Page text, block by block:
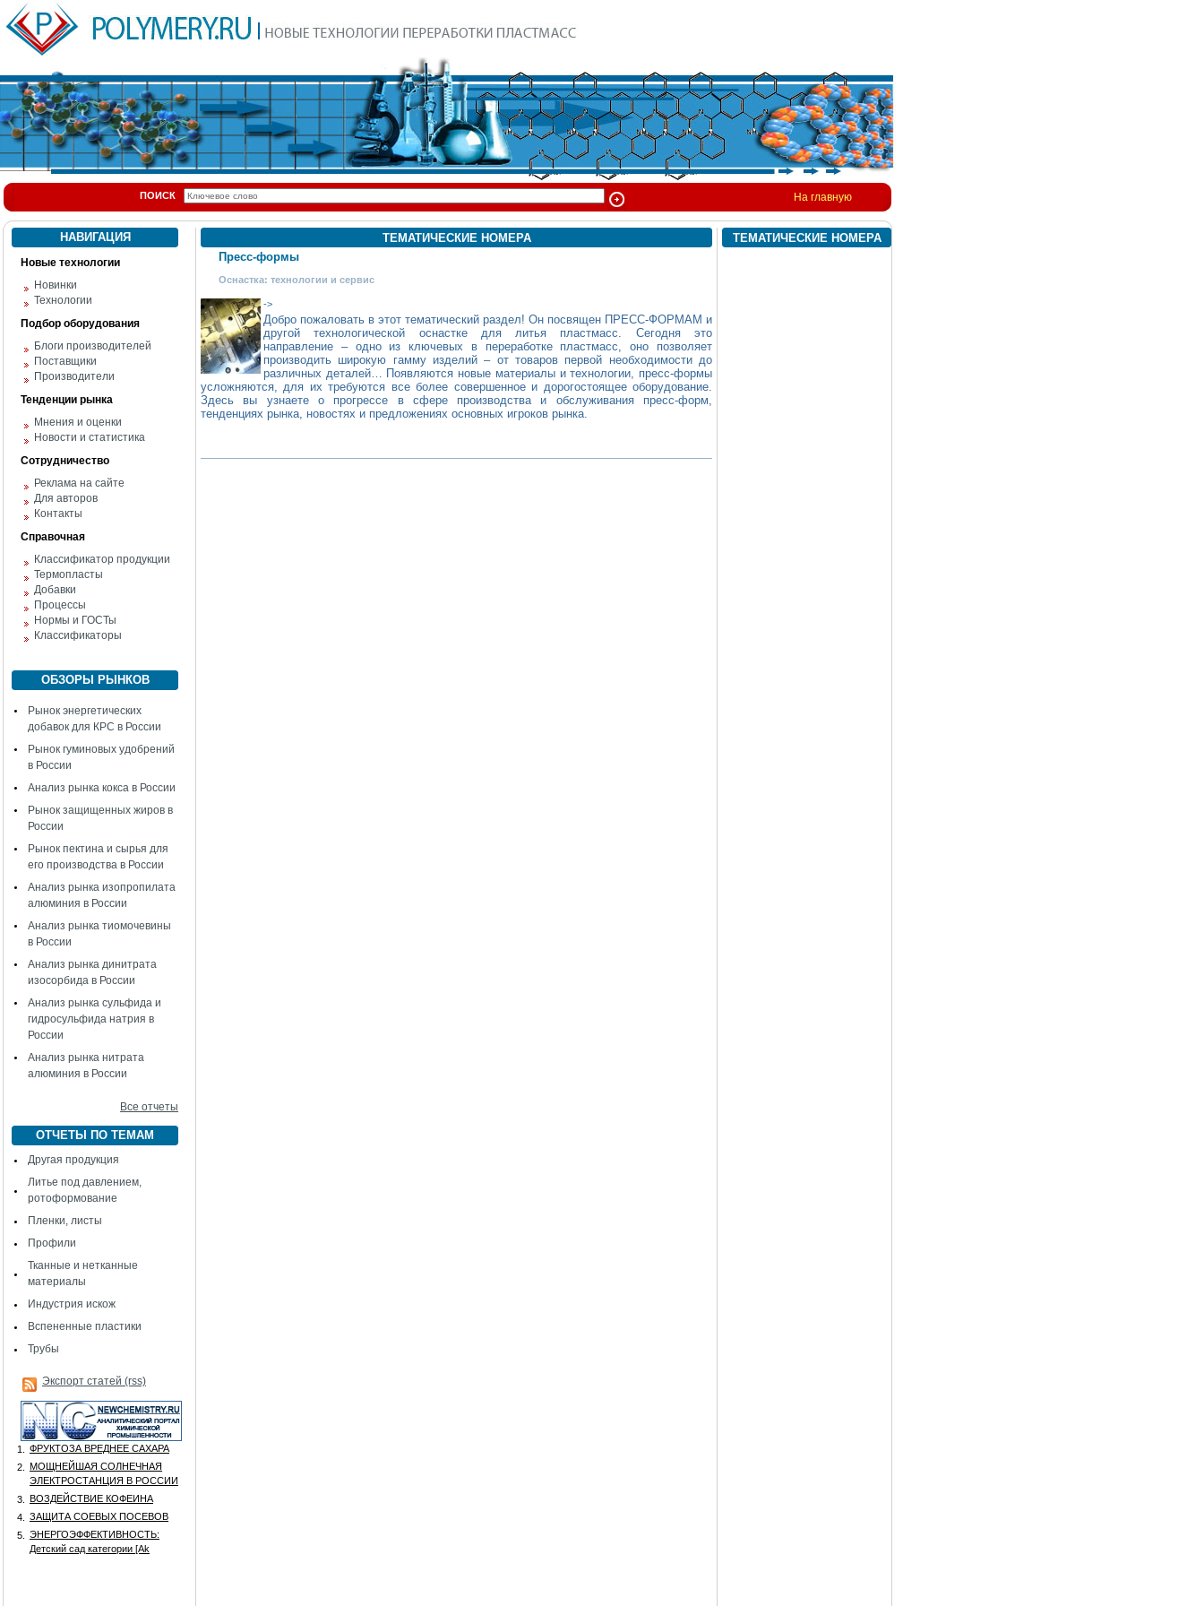
ПОИСК На главную
НАВИГАЦИЯ
Новые технологии
Новинки
Технологии
Подбор оборудования
Блоги производителей
Поставщики
Производители
Тенденции рынка
Мнения и оценки
Новости и статистика
Сотрудничество
Реклама на сайте
Для авторов
Контакты
Справочная
Классификатор продукции
Термопласты
Добавки
Процессы
Нормы и ГОСТы
Классификаторы
ОБЗОРЫ РЫНКОВ
Рынок энергетических
добавок для КРС в России
Рынок гуминовых удобрений
в России
Анализ рынка кокса в России
Рынок защищенных жиров в
России
Рынок пектина и сырья для
его производства в России
Анализ рынка изопропилата
алюминия в России
Анализ рынка тиомочевины
в России
Анализ рынка динитрата
изосорбида в России
Анализ рынка сульфида и
гидросульфида натрия в
России
Анализ рынка нитрата
алюминия в России
Все отчеты
ОТЧЕТЫ ПО ТЕМАМ
Другая продукция
Литье под давлением,
ротоформование
Пленки, листы
Профили
Тканные и нетканные
материалы
Индустрия искож
Вспененные пластики
Трубы
Экспорт статей (rss)
1.
ФРУКТОЗА ВРЕДНЕЕ САХАРА
2.
МОЩНЕЙШАЯ СОЛНЕЧНАЯ
ЭЛЕКТРОСТАНЦИЯ В РОССИИ
3.
ВОЗДЕЙСТВИЕ КОФЕИНА
4.
ЗАЩИТА СОЕВЫХ ПОСЕВОВ
5.
ЭНЕРГОЭФФЕКТИВНОСТЬ:
Детский сад категории [Аk
ТЕМАТИЧЕСКИЕ НОМЕРА
Пресс-формы
Оснастка: технологии и сервис
->
Добро пожаловать в этот тематический раздел! Он посвящен ПРЕСС-ФОРМАМ и
другой технологической оснастке для литья пластмасс. Сегодня это
направление – одно из ключевых в переработке пластмасс, оно позволяет
производить широкую гамму изделий – от товаров первой необходимости до
различных деталей… Появляются новые материалы и технологии, пресс-формы
усложняются, для их требуются все более совершенное и дорогостоящее оборудование.
Здесь вы узнаете о прогрессе в сфере производства и обслуживания пресс-форм,
тенденциях рынка, новостях и предложениях основных игроков рынка.
ТЕМАТИЧЕСКИЕ НОМЕРА